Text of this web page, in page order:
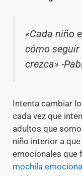
«Cada niño
cómo
crezca» -
Intenta cambiar
cada vez que
adultos que
niño interior a
emocionales que
mochila